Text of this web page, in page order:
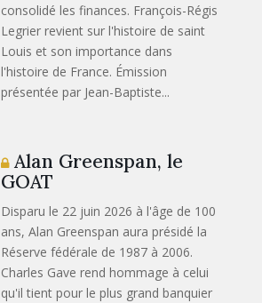
consolidé les finances. François-Régis
Legrier revient sur l'histoire de saint
Louis et son importance dans
l'histoire de France. Émission
présentée par Jean-Baptiste...
Alan Greenspan, le
GOAT
Disparu le 22 juin 2026 à l'âge de 100
ans, Alan Greenspan aura présidé la
Réserve fédérale de 1987 à 2006.
Charles Gave rend hommage à celui
qu'il tient pour le plus grand banquier